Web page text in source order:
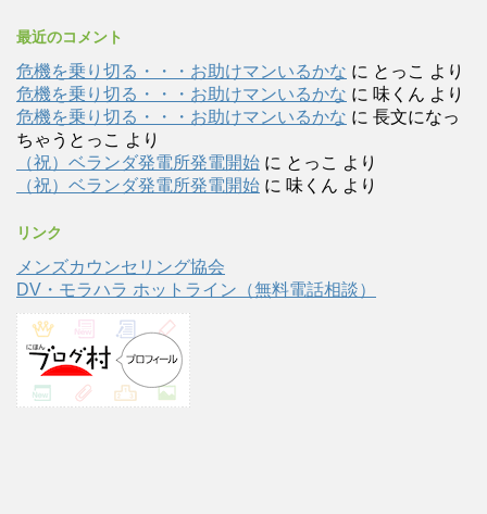
最近のコメント
危機を乗り切る・・・お助けマンいるかな に とっこ より
危機を乗り切る・・・お助けマンいるかな に 味くん より
危機を乗り切る・・・お助けマンいるかな に 長文になっ
ちゃうとっこ より
（祝）ベランダ発電所発電開始 に とっこ より
（祝）ベランダ発電所発電開始 に 味くん より
リンク
メンズカウンセリング協会
DV・モラハラ ホットライン（無料電話相談）